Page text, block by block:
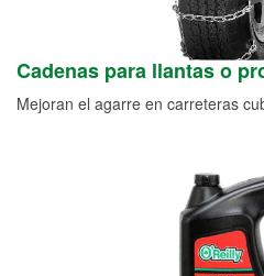
Cadenas para llantas o
Mejoran el agarre en carreteras